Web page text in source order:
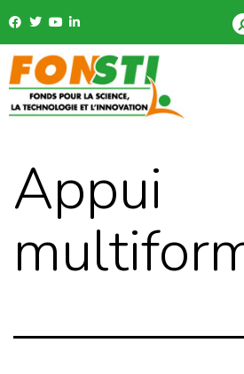
Appui